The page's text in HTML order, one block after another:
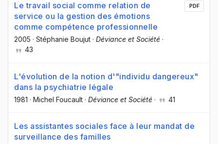
Le travail social comme relation de
service ou la gestion des émotions
comme compétence professionnelle
2005 · Stéphanie Boujut · Déviance et Société ·
43
PDF
L'évolution de la notion d'"individu dangereux"
dans la psychiatrie légale
1981 · Michel Foucault · Déviance et Société · 41
Les assistantes sociales face à leur mandat de
surveillance des familles